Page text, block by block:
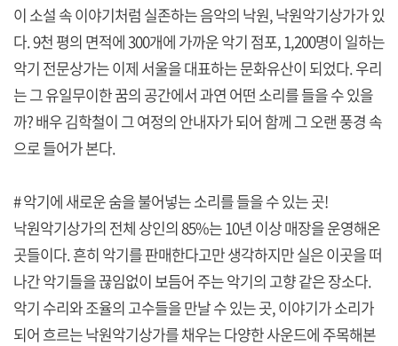
이 소설 속 이야기처럼 실존하는 음악의 낙원, 낙원악기상가가 있
다. 9천 평의 면적에 300개에 가까운 악기 점포, 1,200명이 일하는
악기 전문상가는 이제 서울을 대표하는 문화유산이 되었다. 우리
는 그 유일무이한 꿈의 공간에서 과연 어떤 소리를 들을 수 있을
까? 배우 김학철이 그 여정의 안내자가 되어 함께 그 오랜 풍경 속
으로 들어가 본다.
# 악기에 새로운 숨을 불어넣는 소리를 들을 수 있는 곳!
낙원악기상가의 전체 상인의 85%는 10년 이상 매장을 운영해온
곳들이다. 흔히 악기를 판매한다고만 생각하지만 실은 이곳을 떠
나간 악기들을 끊임없이 보듬어 주는 악기의 고향 같은 장소다.
악기 수리와 조율의 고수들을 만날 수 있는 곳, 이야기가 소리가
되어 흐르는 낙원악기상가를 채우는 다양한 사운드에 주목해본